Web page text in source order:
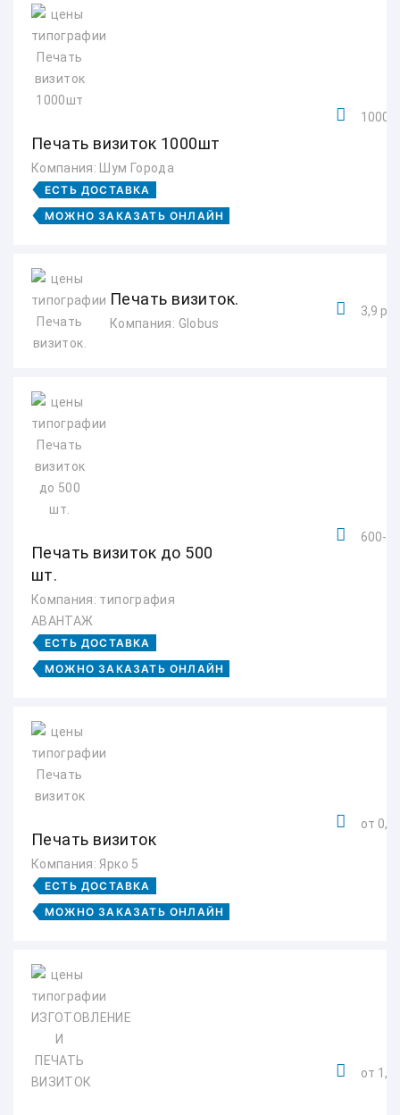
Печать визиток 1000шт
Компания: Шум Города
ЕСТЬ ДОСТАВКА
МОЖНО ЗАКАЗАТЬ ОНЛАЙН
1000
Печать визиток.
Компания: Globus
3,9
Печать визиток до 500
шт.
Компания: типография
АВАНТАЖ
ЕСТЬ ДОСТАВКА
МОЖНО ЗАКАЗАТЬ ОНЛАЙН
600-6
Печать визиток
Компания: Ярко 5
ЕСТЬ ДОСТАВКА
МОЖНО ЗАКАЗАТЬ ОНЛАЙН
от
от 1,4